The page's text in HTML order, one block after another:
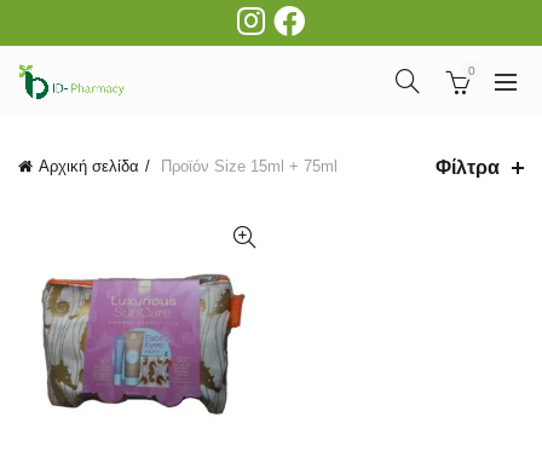
0
Αρχική σελίδα Προϊόν Size 15ml + 75ml Φίλτρα